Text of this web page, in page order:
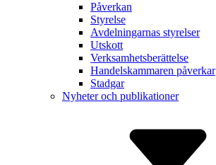
Påverkan
Styrelse
Avdelnin­garnas styrelser
Utskott
Verksam­hetsberätt­else
Handels­kammaren påverkar
Stadgar
Nyheter och publikationer